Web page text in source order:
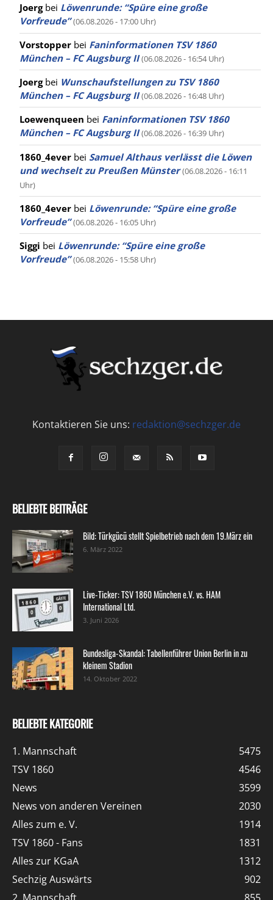
Joergbei Löwenrunde: “Spüre eine große
Vorfreude” (06.08.2026 - 17:00 Uhr)
Vorstopper bei Faninformationen TSV 1860
München – FC Augsburg II (06.08.2026 - 16:54 Uhr)
Joergbei Wunschaufstellungen zu TSV 1860
München – FC Augsburg II (06.08.2026 - 16:48 Uhr)
Loewenqueen bei Faninformationen TSV 1860
München – FC Augsburg II (06.08.2026 - 16:39 Uhr)
1860_4ever bei Samuel Althaus verlässt die Löwen
und wechselt zu Preußen Münster (06.08.2026 - 16:11
Uhr)
1860_4ever bei Löwenrunde: “Spüre eine große
Vorfreude” (06.08.2026 - 16:05 Uhr)
Siggi bei Löwenrunde: “Spüre eine große
Vorfreude” (06.08.2026 - 15:58 Uhr)
Kontaktieren Sie uns: redaktion@sechzger.de
BELIEBTE BEITRÄGE
Bild: Türkgücü stellt Spielbetrieb nach dem 19.März ein
6. März 2022
Live-Ticker: TSV 1860 München e.V. vs. HAM
International Ltd.
3. Juni 2026
Bundesliga-Skandal: Tabellenführer Union Berlin in zu
kleinem Stadion
14. Oktober 2022
BELIEBTE KATEGORIE
1. Mannschaft
5475
TSV 1860
4546
News
3599
News von anderen Vereinen
2030
Alles zum e. V.
1914
TSV 1860 - Fans
1831
Alles zur KGaA
1312
Sechzig Auswärts
902